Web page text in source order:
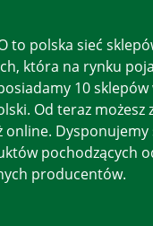
to polska sieć
która na rynku
10 sklepów
Od teraz możesz
online. Dysponujemy
pochodzących
producentów.